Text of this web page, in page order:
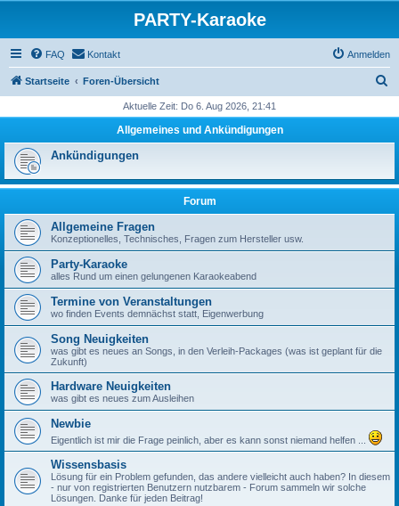
PARTY-Karaoke
FAQ Kontakt Anmelden
Startseite Foren-Übersicht
h
Aktuelle Zeit: Do 6. Aug 2026, 21:41
Allgemeines und Ankündigungen
Ankündigungen
Forum
Allgemeine Fragen
Konzeptionelles, Technisches, Fragen zum Hersteller usw.
Party-Karaoke
alles Rund um einen gelungenen Karaokeabend
Termine von Veranstaltungen
wo finden Events demnächst statt, Eigenwerbung
Song Neuigkeiten
was gibt es neues an Songs, in den Verleih-Packages (was ist geplant für die
Zukunft)
Hardware Neuigkeiten
was gibt es neues zum Ausleihen
Newbie
Eigentlich ist mir die Frage peinlich, aber es kann sonst niemand helfen ...
Wissensbasis
Lösung für ein Problem gefunden, das andere vielleicht auch haben? In diesem
- nur von registrierten Benutzern nutzbarem - Forum sammeln wir solche
Lösungen. Danke für jeden Beitrag!